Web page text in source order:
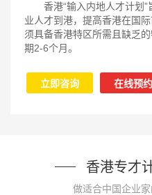
香港“输入内地人才计划”
业人才到港，提高香港在国
须具备香港特区所需且缺乏
期2-6个月。
立即咨询 在线预约
香港专才
做适合中国企业